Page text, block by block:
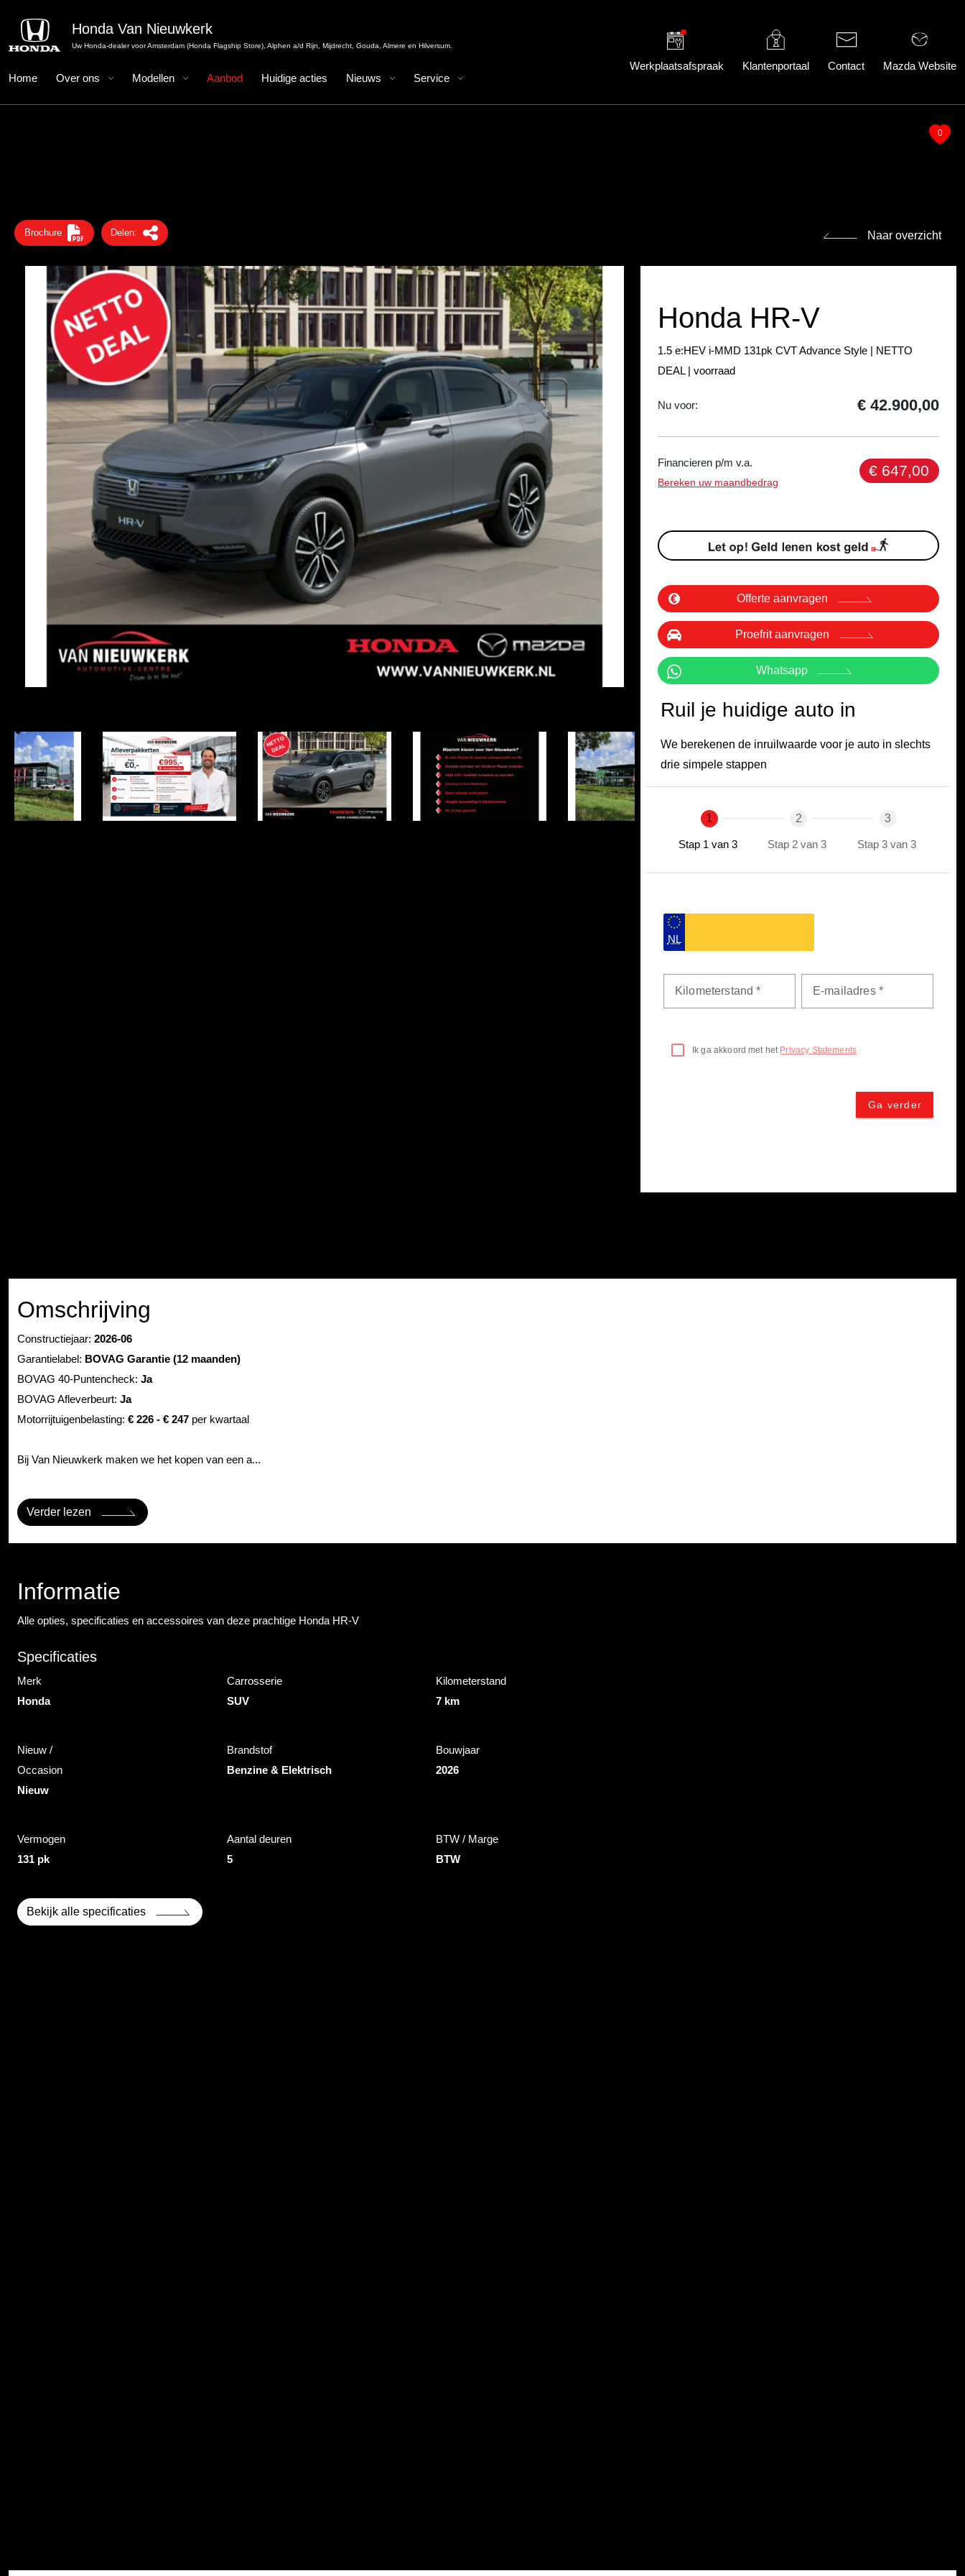
Honda Van Nieuwkerk
Uw Honda-dealer voor Amsterdam (Honda Flagship Store), Alphen a/d Rijn, Mijdrecht, Gouda, Almere en Hilversum.
Home Over ons Modellen Aanbod Huidige acties Nieuws Service
Werkplaatsafspraak Klantenportaal Contact Mazda Website
Brochure Delen: Naar overzicht
of
4
Item
1
Honda HR-V
1.5 e:HEV i-MMD 131pk CVT Advance Style | NETTO
DEAL | voorraad
Nu voor: € 42.900,00
Financieren p/m v.a. € 647,00
Bereken uw maandbedrag
Offerte aanvragen
Proefrit aanvragen
Whatsapp
Omschrijving
Constructiejaar: 2026-06
Garantielabel: BOVAG Garantie (12 maanden)
BOVAG 40-Puntencheck: Ja
BOVAG Afleverbeurt: Ja
Motorrijtuigenbelasting: € 226 - € 247 per kwartaal
Bij Van Nieuwkerk maken we het kopen van een a...
Verder lezen
Informatie
Alle opties, specificaties en accessoires van deze prachtige Honda HR-V
Specificaties
Merk
Honda
Carrosserie
SUV
Kilometerstand
7 km
Nieuw /
Occasion
Nieuw
Brandstof
Benzine & Elektrisch
Bouwjaar
2026
Vermogen
131 pk
Aantal deuren
5
BTW / Marge
BTW
Bekijk alle specificaties
0